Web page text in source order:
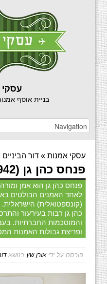
בניית אוסף
עסקי אמנות » דור הביניים
פנחס כהן גן (1942)
פנחס כהן גן הוא אמן
לאחד האמנים הבולטים
(קונספטואלית)
כהן גן רבות בעירעור
והמוסכמות החברתיות.
ופריצת גבולות האמנות
פורסם על ידיאורן שץ בנושא